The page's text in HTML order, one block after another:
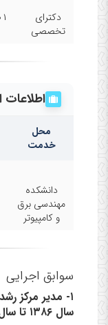
دکترای
تخصصی
محل
خدمت
دانشکده
مهندسی برق
و کامپیوتر
سوابق اجرایی
۱- مدیر مرکز
سال ۱۳۸۶ تا سال ۱۳۹۴